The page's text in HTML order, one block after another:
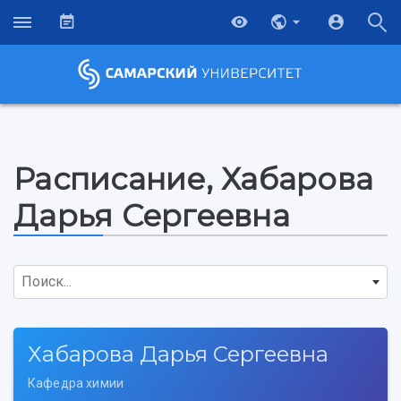
НАЗАД
Расписание, Хабарова
Дарья Сергеевна
Поиск...
Хабарова Дарья Сергеевна
Кафедра химии